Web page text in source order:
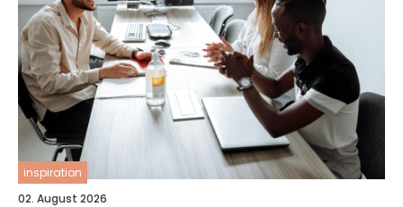
inspiration
02. August 2026